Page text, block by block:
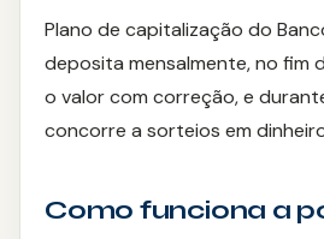
Auto
Moto
Reforma
Plano de capitalização do
deposita mensalmente, no fim
o valor com correção, e
concorre a sorteios em
Como funciona a